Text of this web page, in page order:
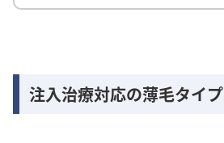
注入治療対応の薄毛タイプ